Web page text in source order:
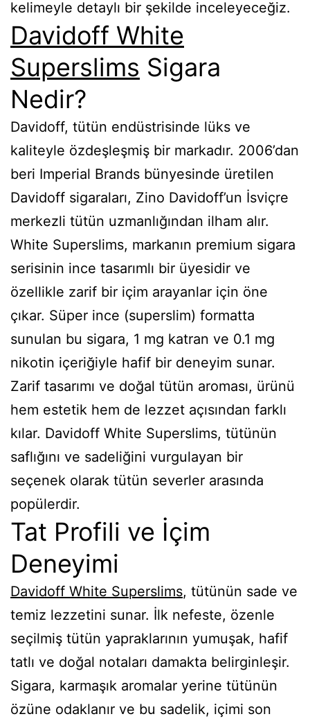
kelimeyle detaylı bir şekilde inceleyeceğiz.
Davidoff White
Superslims Sigara
Nedir?
Davidoff, tütün endüstrisinde lüks ve
kaliteyle özdeşleşmiş bir markadır. 2006’dan
beri Imperial Brands bünyesinde üretilen
Davidoff sigaraları, Zino Davidoff’un İsviçre
merkezli tütün uzmanlığından ilham alır.
White Superslims, markanın premium sigara
serisinin ince tasarımlı bir üyesidir ve
özellikle zarif bir içim arayanlar için öne
çıkar. Süper ince (superslim) formatta
sunulan bu sigara, 1 mg katran ve 0.1 mg
nikotin içeriğiyle hafif bir deneyim sunar.
Zarif tasarımı ve doğal tütün aroması, ürünü
hem estetik hem de lezzet açısından farklı
kılar. Davidoff White Superslims, tütünün
saflığını ve sadeliğini vurgulayan bir
seçenek olarak tütün severler arasında
popülerdir.
Tat Profili ve İçim
Deneyimi
Davidoff White Superslims, tütünün sade ve
temiz lezzetini sunar. İlk nefeste, özenle
seçilmiş tütün yapraklarının yumuşak, hafif
tatlı ve doğal notaları damakta belirginleşir.
Sigara, karmaşık aromalar yerine tütünün
özüne odaklanır ve bu sadelik, içimi son